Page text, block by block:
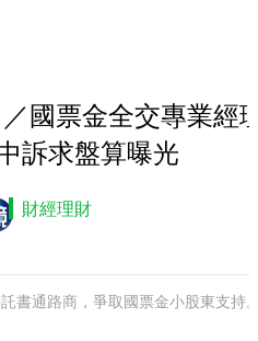
國票金全交專業經
訴求盤算曝光
財經理財
書通路商，爭取國票金小股東支持